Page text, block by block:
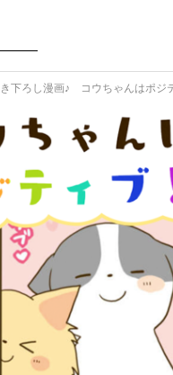
下ろし漫画♪ コウちゃんはポジ